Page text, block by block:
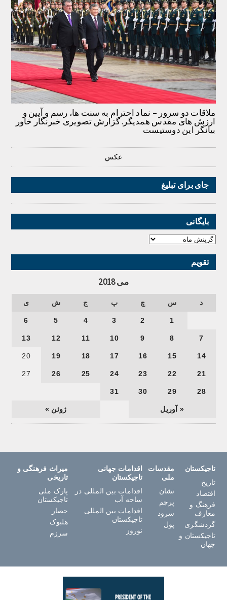
ملاقات دو سرور – نماد احترام به سنت ها، رسم و آیین و
ارزش های مقدس همدیگر. گزارش تصویری خبرنگار خاور
بیانگر این دوستیست
عکس
جای برای تبلیغ
بایگانی
تقویم
می 2018
د س چ پ ج ش ی
« آوریل ژوئن »
1
2
3
4
5
6
7
8
9
10
11
12
13
14
15
16
17
18
19
20
21
22
23
24
25
26
27
28
29
30
31
تاجیکستان
تاریخ
اقتصاد
فرهنگ و
معارف
گردشگری
تاجیکستان و
جهان
مقدسات
ملی
نشان
پرچم
سرود
پول
اقدامات جهانی
تاجیکستان
اقدامات بین المللی در
ساحه آب
اقدامات بین المللی
تاجیکستان
نوروز
میراث فرهنگی و
تاریخی
پارک ملی
تاجیکستان
حصار
هلبوک
سرزم